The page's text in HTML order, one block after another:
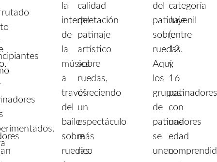
la
interpretación
de
la
música
a
través
del
baile
sobre
ruedas.
calidad
del
patinaje
artístico
sobre
ruedas,
ofreciendo
un
espectáculo
más
rico
del
patinaje
sobre
ruedas.
Aquí,
los
grupos
de
patinadores
se
unen
categoría
Juvenil
(entre
12
y
16
con
una
edad